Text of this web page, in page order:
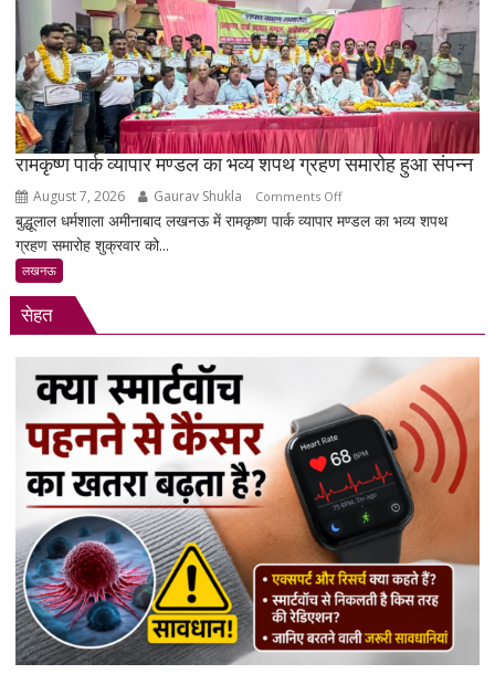
सदी
का
नशा’,
रोजगार
को
लेकर
सरकार
रामकृष्ण पार्क व्यापार मण्डल का भव्य शपथ ग्रहण समारोह हुआ संपन्न
August 7, 2026 Gaurav Shukla Comments Offon
रामकृष्ण
भव्य
समारोह
संपन्न
बुद्धूलाल धर्मशाला अमीनाबाद लखनऊ में रामकृष्ण पार्क व्यापार मण्डल का भव्य शपथ
ग्रहण समारोह शुक्रवार को...
लखनऊ
सेहत